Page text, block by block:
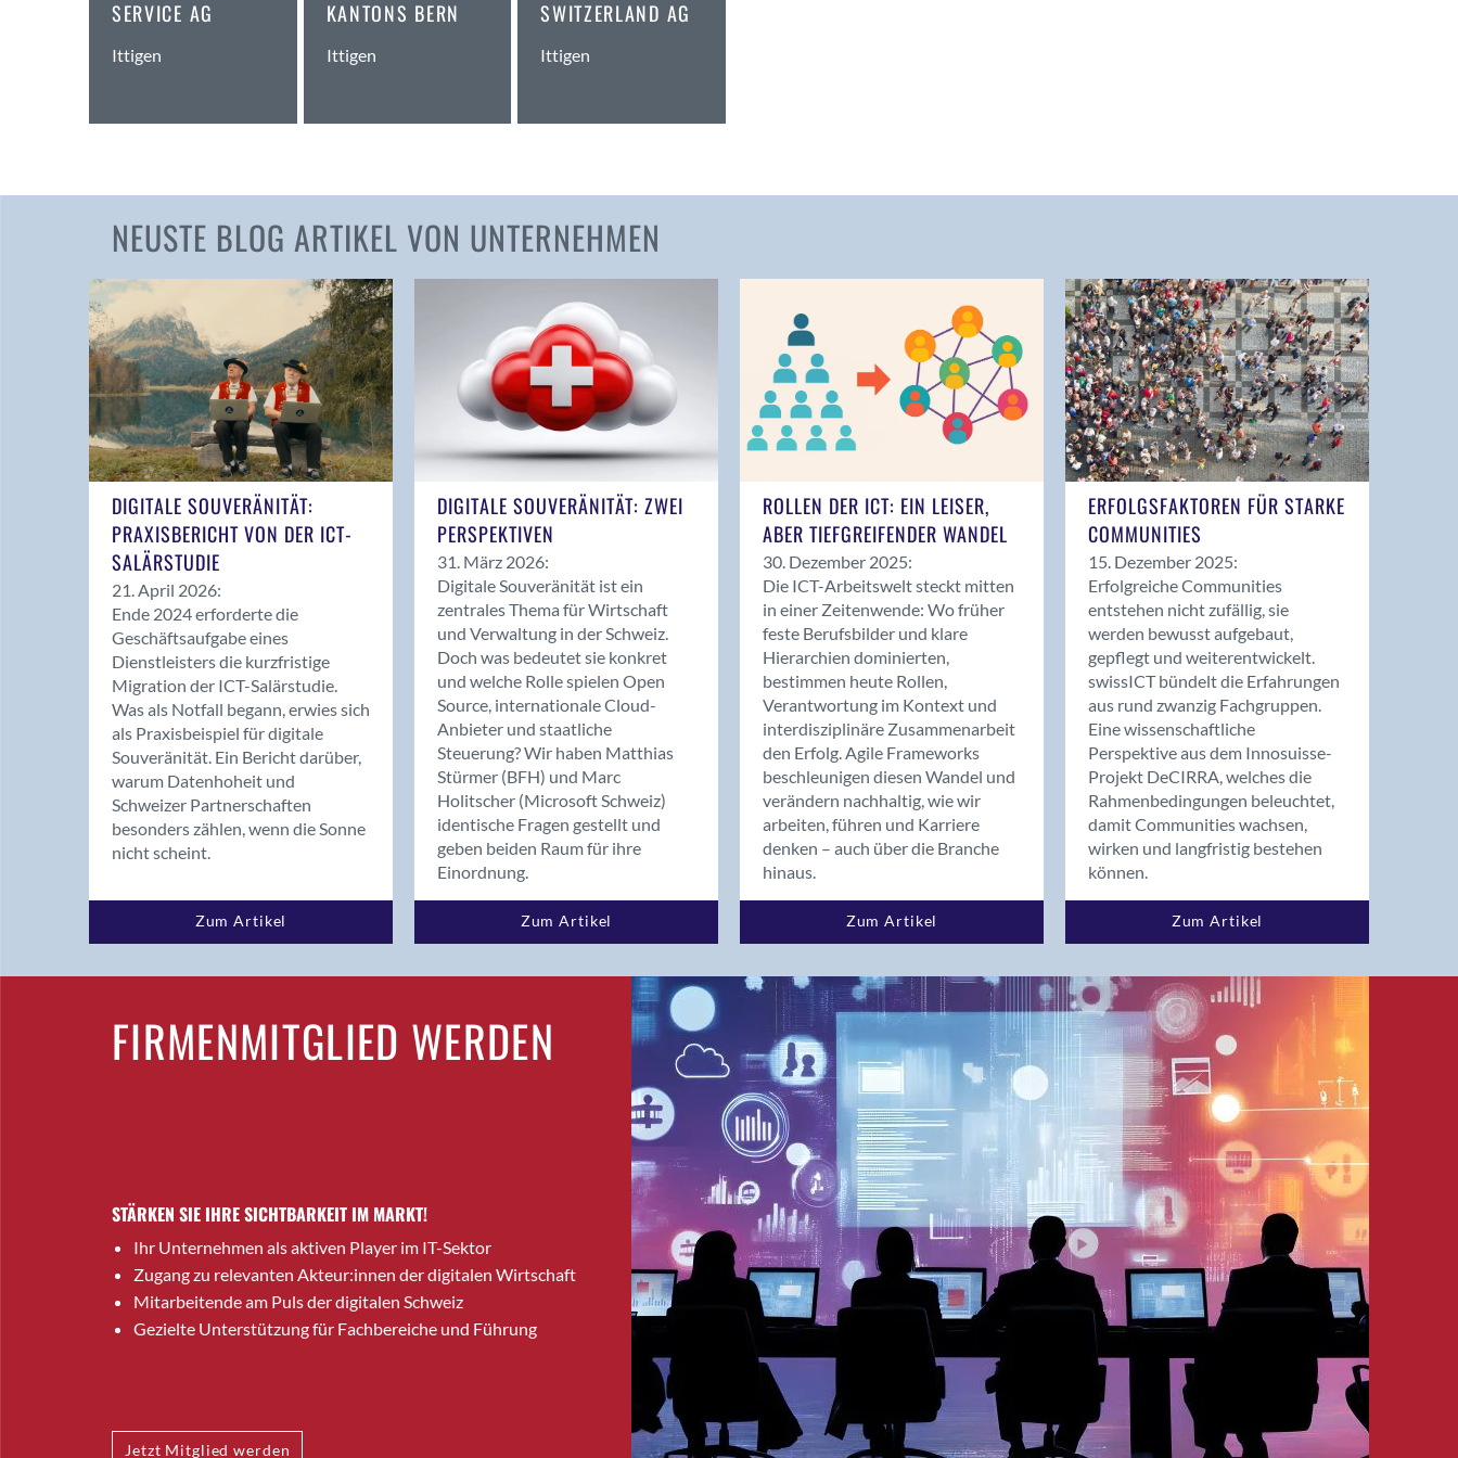
Amden
Benken (SG)
Bergdietikon
Berlin
Bern - Liebefeld
Bern-Zollikofen
Biel/Bienne
Bonstetten
Bottighofen
Bremgarten bei Bern
Brig
Brugg
Brugg AG
Brütten
Bubendorf
Bubikon
Buchs (SG)
Burgdorf
Bäretswil
Bülach
Cazis
Davos Platz
Davos Platz 1
Dierikon
SERVICE AG
Ittigen
KANTONS BERN
Ittigen
SWITZERLAND AG
Ittigen
NEUSTE BLOG ARTIKEL VON UNTERNEHMEN
DIGITALE SOUVERÄNITÄT:
PRAXISBERICHT VON DER ICT-
SALÄRSTUDIE
21. April 2026:
Ende 2024 erforderte die
Geschäftsaufgabe eines
Dienstleisters die kurzfristige
Migration der ICT-Salärstudie.
Was als Notfall begann, erwies sich
als Praxisbeispiel für digitale
Souveränität. Ein Bericht darüber,
warum Datenhoheit und
Schweizer Partnerschaften
besonders zählen, wenn die Sonne
nicht scheint.
Zum Artikel
DIGITALE SOUVERÄNITÄT: ZWEI
PERSPEKTIVEN
31. März 2026:
Digitale Souveränität ist ein
zentrales Thema für Wirtschaft
und Verwaltung in der Schweiz.
Doch was bedeutet sie konkret
und welche Rolle spielen Open
Source, internationale Cloud-
Anbieter und staatliche
Steuerung? Wir haben Matthias
Stürmer (BFH) und Marc
Holitscher (Microsoft Schweiz)
identische Fragen gestellt und
geben beiden Raum für ihre
Einordnung.
Zum Artikel
ROLLEN DER ICT: EIN LEISER,
ABER TIEFGREIFENDER WANDEL
30. Dezember 2025:
Die ICT-Arbeitswelt steckt mitten
in einer Zeitenwende: Wo früher
feste Berufsbilder und klare
Hierarchien dominierten,
bestimmen heute Rollen,
Verantwortung im Kontext und
interdisziplinäre Zusammenarbeit
den Erfolg. Agile Frameworks
beschleunigen diesen Wandel und
verändern nachhaltig, wie wir
arbeiten, führen und Karriere
denken – auch über die Branche
hinaus.
Zum Artikel
ERFOLGSFAKTOREN FÜR STARKE
COMMUNITIES
15. Dezember 2025:
Erfolgreiche Communities
entstehen nicht zufällig, sie
werden bewusst aufgebaut,
gepflegt und weiterentwickelt.
swissICT bündelt die Erfahrungen
aus rund zwanzig Fachgruppen.
Eine wissenschaftliche
Perspektive aus dem Innosuisse-
Projekt DeCIRRA, welches die
Rahmenbedingungen beleuchtet,
damit Communities wachsen,
wirken und langfristig bestehen
können.
Zum Artikel
FIRMENMITGLIED WERDEN
STÄRKEN SIE IHRE SICHTBARKEIT IM MARKT!
Ihr Unternehmen als aktiven Player im IT-Sektor
Zugang zu relevanten Akteur:innen der digitalen Wirtschaft
Mitarbeitende am Puls der digitalen Schweiz
Gezielte Unterstützung für Fachbereiche und Führung
Jetzt Mitglied werden